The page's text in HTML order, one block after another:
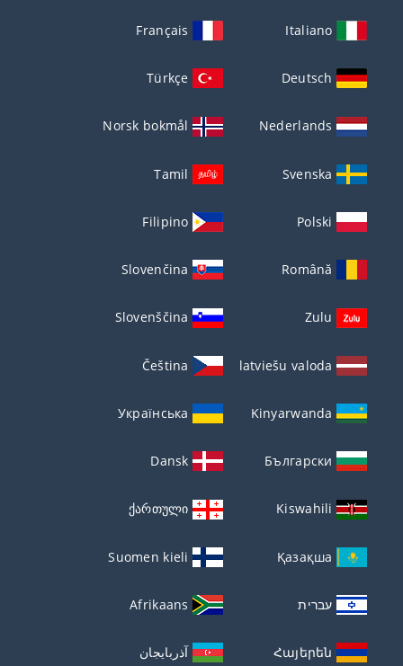
Italiano
Français
Deutsch
Türkçe
Nederlands
Norsk bokmål
Svenska
Tamil
Polski
Filipino
Română
Slovenčina
Zulu
Slovenščina
latviešu valoda
Čeština
Kinyarwanda
Українська
Български
Dansk
Kiswahili
ქართული
Қазақша
Suomen kieli
עברית Afrikaans
Հայերեն آذربايجان